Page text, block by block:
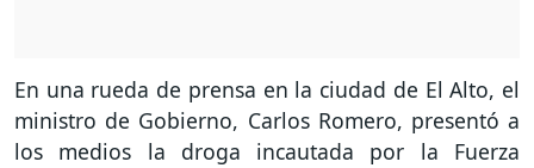
En una rueda de prensa en la ciudad de El Alto, el
ministro de Gobierno, Carlos Romero, presentó a
los medios la droga incautada por la Fuerza